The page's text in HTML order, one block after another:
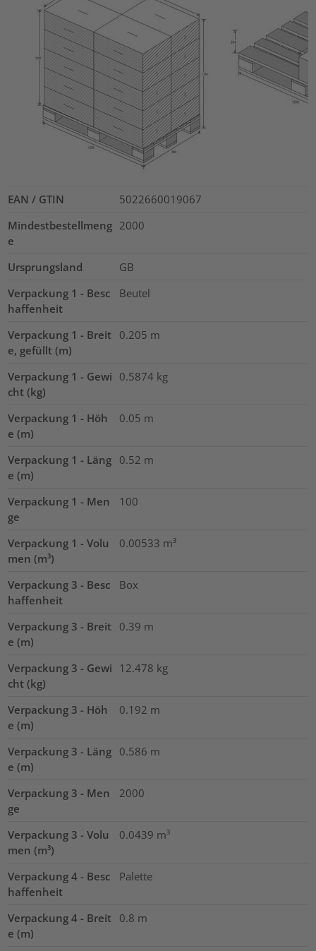
EAN / GTIN
5022660019067
Mindestbestellmeng
e
2000
Ursprungsland
GB
Verpackung 1 - Besc
haffenheit
Beutel
Verpackung 1 - Breit
e, gefüllt (m)
0.205 m
Verpackung 1 - Gewi
cht (kg)
0.5874 kg
Verpackung 1 - Höh
e (m)
0.05 m
Verpackung 1 - Läng
e (m)
0.52 m
Verpackung 1 - Men
ge
100
Verpackung 1 - Volu
men (m³)
0.00533 m³
Verpackung 3 - Besc
haffenheit
Box
Verpackung 3 - Breit
e (m)
0.39 m
Verpackung 3 - Gewi
cht (kg)
12.478 kg
Verpackung 3 - Höh
e (m)
0.192 m
Verpackung 3 - Läng
e (m)
0.586 m
Verpackung 3 - Men
ge
2000
Verpackung 3 - Volu
men (m³)
0.0439 m³
Verpackung 4 - Besc
haffenheit
Palette
Verpackung 4 - Breit
e (m)
0.8 m